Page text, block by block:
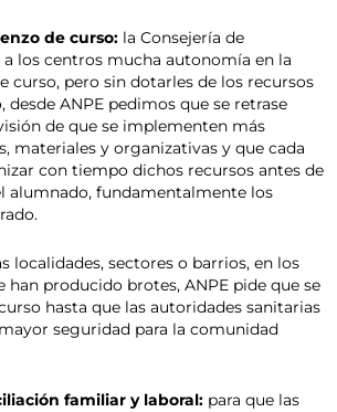
de curso: la Consejería de
a los centros mucha autonomía en la
curso, pero sin dotarles de los recursos
desde ANPE pedimos que se retrase
de que se implementen más
materiales y organizativas y que cada
con tiempo dichos recursos antes de
alumnado, fundamentalmente los
localidades, sectores o barrios, en los
han producido brotes, ANPE pide que se
hasta que las autoridades sanitarias
seguridad para la comunidad
familiar y laboral: para que las